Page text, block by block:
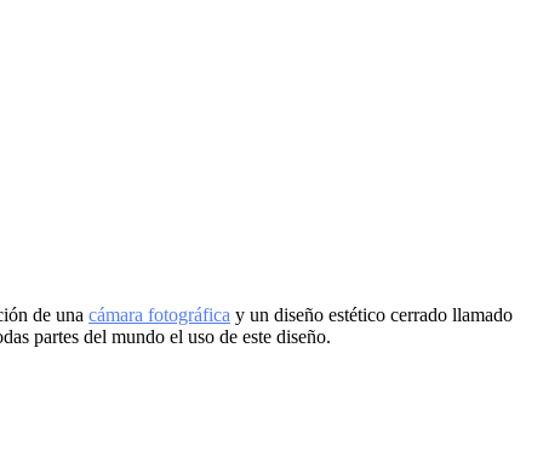
de una cámara fotográfica y un diseño estético cerrado llamado
partes del mundo el uso de este diseño.